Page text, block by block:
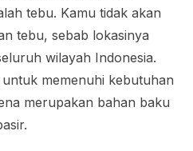
tebu. Kamu tidak akan
tebu, sebab lokasinya
wilayah Indonesia.
memenuhi kebutuhan
merupakan bahan baku